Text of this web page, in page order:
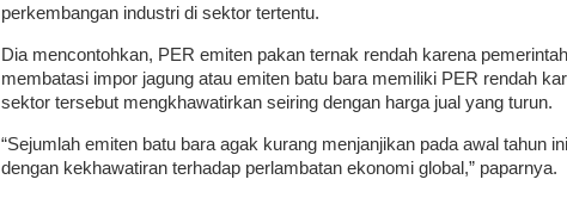
perkembangan industri di sektor tertentu.
Dia mencontohkan, PER emiten pakan ternak rendah karena
membatasi impor jagung atau emiten batu bara memiliki PER rendah
sektor tersebut mengkhawatirkan seiring dengan harga jual yang turun.
“Sejumlah emiten batu bara agak kurang menjanjikan pada awal tahun
dengan kekhawatiran terhadap perlambatan ekonomi global,” paparnya.